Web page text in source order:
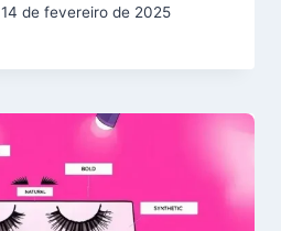
14 de fevereiro de 2025